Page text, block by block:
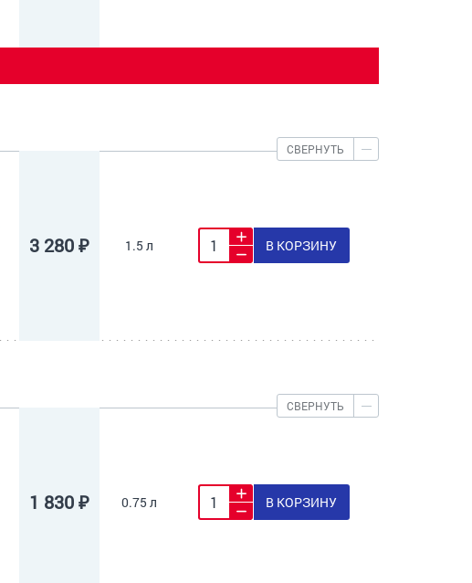
СВЕРНУТЬ
3 280 ₽ 1.5 л В КОРЗИНУ
СВЕРНУТЬ
1 830 ₽ 0.75 л В КОРЗИНУ